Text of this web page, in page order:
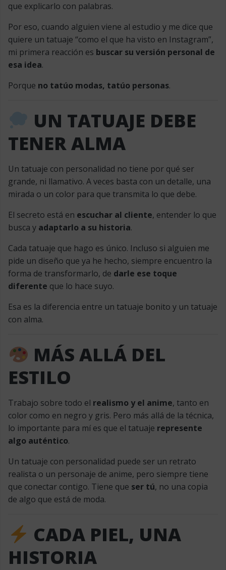
que explicarlo con palabras.
Por eso, cuando alguien viene al estudio y me dice que
quiere un tatuaje “como el que ha visto en Instagram”,
mi primera reacción es buscar su versión personal de
esa idea.
Porque no tatúo modas, tatúo personas.
UN TATUAJE DEBE
TENER ALMA
Un tatuaje con personalidad no tiene por qué ser
grande, ni llamativo. A veces basta con un detalle, una
mirada o un color para que transmita lo que debe.
El secreto está en escuchar al cliente, entender lo que
busca y adaptarlo a su historia.
Cada tatuaje que hago es único. Incluso si alguien me
pide un diseño que ya he hecho, siempre encuentro la
forma de transformarlo, de darle ese toque
diferente que lo hace suyo.
Esa es la diferencia entre un tatuaje bonito y un tatuaje
con alma.
MÁS ALLÁ DEL
ESTILO
Trabajo sobre todo el realismo y el anime, tanto en
color como en negro y gris. Pero más allá de la técnica,
lo importante para mí es que el tatuaje represente
algo auténtico.
Un tatuaje con personalidad puede ser un retrato
realista o un personaje de anime, pero siempre tiene
que conectar contigo. Tiene que ser tú, no una copia
de algo que está de moda.
CADA PIEL, UNA
HISTORIA